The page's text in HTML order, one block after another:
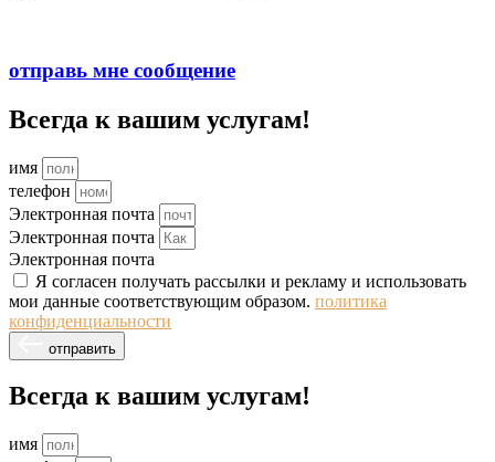
отправь мне сообщение
Всегда к вашим услугам!
имя
телефон
Электронная почта
Электронная почта
Электронная почта
Я согласен получать рассылки и рекламу и использовать
мои данные соответствующим образом. политика
конфиденциальности
отправить
Всегда к вашим услугам!
имя